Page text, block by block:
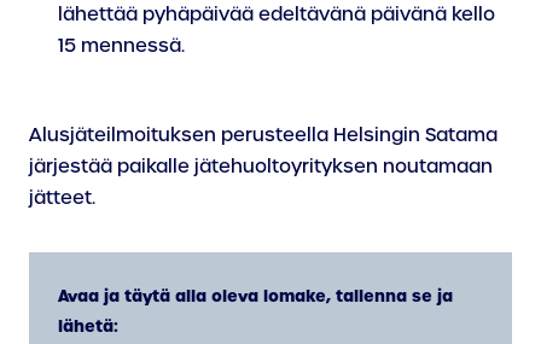
lähettää pyhäpäivää edeltävänä päivänä kello
15 mennessä.
Alusjäteilmoituksen perusteella Helsingin Satama
järjestää paikalle jätehuoltoyrityksen noutamaan
jätteet.
Avaa ja täytä alla oleva lomake, tallenna se ja
lähetä: